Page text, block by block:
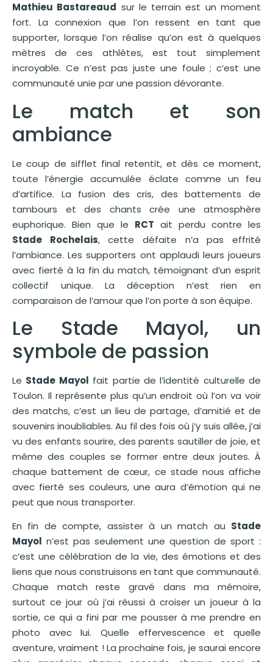
Mathieu Bastareaud sur le terrain est un moment
fort. La connexion que l’on ressent en tant que
supporter, lorsque l’on réalise qu’on est à quelques
mètres de ces athlètes, est tout simplement
incroyable. Ce n’est pas juste une foule ; c’est une
communauté unie par une passion dévorante.
Le match et son
ambiance
Le coup de sifflet final retentit, et dès ce moment,
toute l’énergie accumulée éclate comme un feu
d’artifice. La fusion des cris, des battements de
tambours et des chants crée une atmosphère
euphorique. Bien que le RCT ait perdu contre les
Stade Rochelais, cette défaite n’a pas effrité
l’ambiance. Les supporters ont applaudi leurs joueurs
avec fierté à la fin du match, témoignant d’un esprit
collectif unique. La déception n’est rien en
comparaison de l’amour que l’on porte à son équipe.
Le Stade Mayol, un
symbole de passion
Le Stade Mayol fait partie de l’identité culturelle de
Toulon. Il représente plus qu’un endroit où l’on va voir
des matchs, c’est un lieu de partage, d’amitié et de
souvenirs inoubliables. Au fil des fois où j’y suis allée, j’ai
vu des enfants sourire, des parents sautiller de joie, et
même des couples se former entre deux joutes. À
chaque battement de cœur, ce stade nous affiche
avec fierté ses couleurs, une aura d’émotion qui ne
peut que nous transporter.
En fin de compte, assister à un match au Stade
Mayol n’est pas seulement une question de sport :
c’est une célébration de la vie, des émotions et des
liens que nous construisons en tant que communauté.
Chaque match reste gravé dans ma mémoire,
surtout ce jour où j’ai réussi à croiser un joueur à la
sortie, ce qui a fini par me pousser à me prendre en
photo avec lui. Quelle effervescence et quelle
aventure, vraiment ! La prochaine fois, je saurai encore